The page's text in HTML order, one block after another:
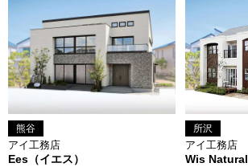
熊谷
アイ工務店
Ees（イエス）
所沢
アイ工務店
Wis Natural